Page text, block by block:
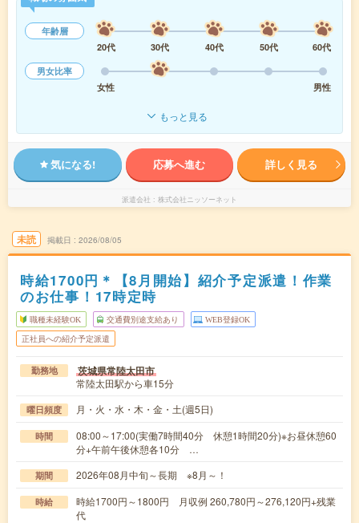
年齢層
20代
30代 40代 50代
60代
男女比率
女性
男性
もっと見る
気になる! 応募へ進む 詳しく見る
派遣会社 株式会社ニッソーネット
未読 掲載日 2026/08/05
時給1700円＊【8月開始】紹介予定派遣！作業
のお仕事！17時定時
職種未経験OK 交通費別途支給あり WEB登録OK
正社員への紹介予定派遣
勤務地 茨城県常陸太田市
常陸太田駅から車15分
曜日頻度 月・火・水・木・金・土(週5日)
時間
08:00～17:00(実働7時間40分 休憩1時間20分)※お昼休憩60
分+午前午後休憩各10分 …
期間 2026年08月中旬～長期 ※8月～！
時給
時給1700円～1800円 月収例 260,780円～276,120円+残業
代